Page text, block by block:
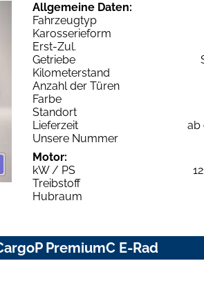
Allgemeine Daten:
Fahrzeugtyp
Karosserieform
Erst-Zul.
Getriebe
Kilometerstand
Anzahl der Türen
Farbe
Standort
Lieferzeit
ab
Unsere Nummer
Motor:
kW / PS
Treibstoff
Hubraum
PremiumC E-Rad